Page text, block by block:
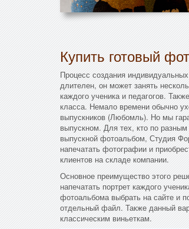
Купить готовый
Процесс создания
длителен, он может занять
каждого ученика и педагогов.
класса. Немало времени обычно
выпускников (Любомль). Но мы
выпускном. Для тех, кто по
выпускной фотоальбом, Студия
напечатать фотографии и
клиентов на складе компании.
Основное преимущество этого
напечатать портрет каждого
фотоальбома выбрать на сайте и
отдельный файл. Также данный
классическим виньеткам.